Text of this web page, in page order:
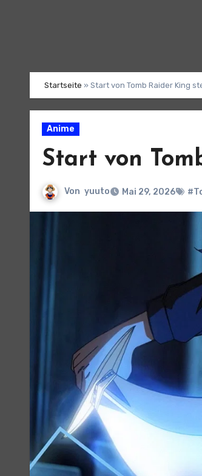
Startseite » Start von Tomb Raider King
Anime
Start von
Von yuuto Mai 29, 2026